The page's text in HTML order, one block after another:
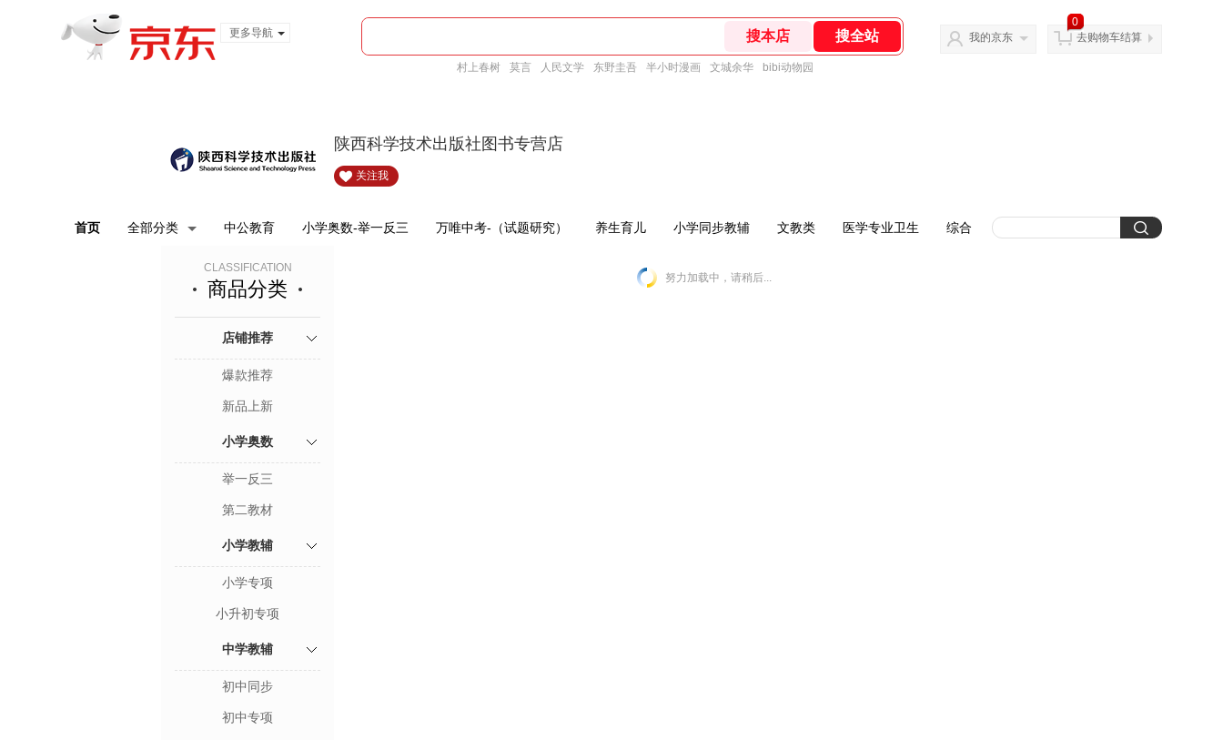
更多导航
村上春树 莫言 人民文学 东野圭吾 半小时漫画 文城余华 bibi动物园
我的京东
0
去购物车结算
陕西科学技术出版社图书专营店
关注我
首页 全部分类 中公教育 小学奥数-举一反三 万唯中考-（试题研究） 养生育儿 小学同步教辅 文教类 医学专业卫生 综合
CLASSIFICATION
商品分类
店铺推荐
爆款推荐
新品上新
小学奥数
举一反三
第二教材
小学教辅
小学专项
小升初专项
中学教辅
初中同步
初中专项
努力加载中，请稍后...